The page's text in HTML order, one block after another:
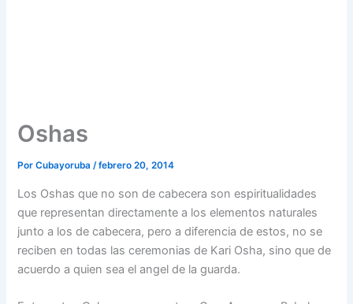
Oshas
PorCubayoruba/febrero 20, 2014
Los Oshas que no son de cabecera son espiritualidades
que representan directamente a los elementos naturales
junto a los de cabecera, pero a diferencia de estos, no se
reciben en todas las ceremonias de Kari Osha, sino que de
acuerdo a quien sea el angel de la guarda.